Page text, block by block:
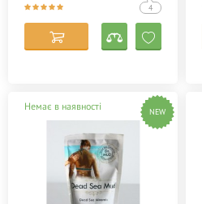
4
Немає в наявності NEW